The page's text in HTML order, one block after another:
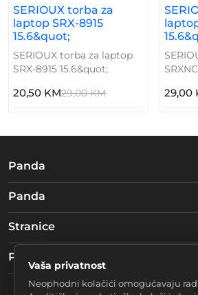
SERIOUX torba za
laptop SRX-8915
15.6&quot;
SERIOUX torba za laptop
SRX-8915 15.6&quot;
20,50 KM29,00 KM 29,00
Panda
Panda
Stranice
Pratite nas
Vaša privatnost
Neophodni kolačići omogućavaju